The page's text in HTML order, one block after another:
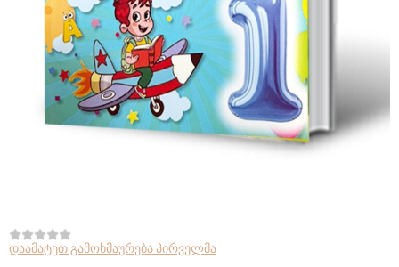
დაამატეთ გამოხმაურება პირველმა